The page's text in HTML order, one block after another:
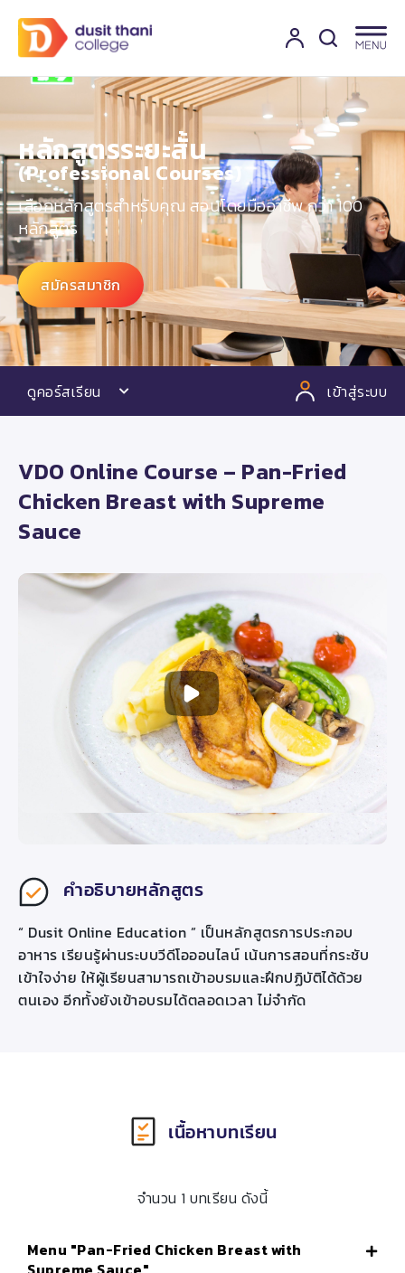
หลักสูตรระยะสั้น
(Professional Courses)​
เลือกหลักสูตรสำหรับคุณ สอนโดยมืออาชีพ กว่า 100
หลักสูตร
สมัครสมาชิก
ดูคอร์สเรียน เข้าสู่ระบบ
VDO Online Course – Pan-Fried
Chicken Breast with Supreme
Sauce
คำอธิบายหลักสูตร
“ Dusit Online Education ” เป็นหลักสูตรการประกอบ
อาหาร เรียนรู้ผ่านระบบวีดีโอออนไลน์ เน้นการสอนที่กระชับ
เข้าใจง่าย ให้ผู้เรียนสามารถเข้าอบรมและฝึกปฏิบัติได้ด้วย
ตนเอง อีกทั้งยังเข้าอบรมได้ตลอดเวลา ไม่จำกัด
เนื้อหาบทเรียน
จำนวน 1 บทเรียน ดังนี้
Menu "Pan-Fried Chicken Breast with